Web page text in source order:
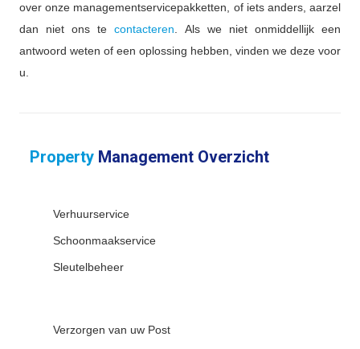
over onze managementservicepakketten, of iets anders, aarzel
dan niet ons tecontacteren . Als we niet onmiddellijk een
antwoord weten of een oplossing hebben, vinden we deze voor
u.
Property Management Overzicht
Verhuurservice
Schoonmaakservice
Sleutelbeheer
Verzorgen van uw Post